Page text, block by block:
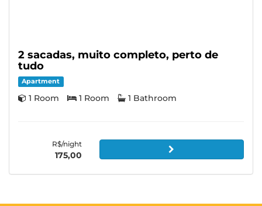
2 sacadas, muito completo, perto de
tudo
Apartment
1 Room 1 Room 1 Bathroom
R$/night
175,00